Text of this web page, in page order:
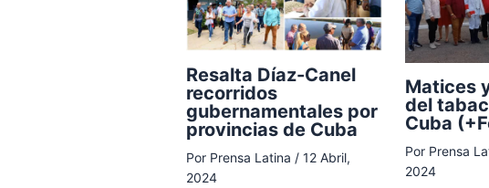
Resalta Díaz-Canel
recorridos
gubernamentales por
provincias de Cuba
Por Prensa Latina / 12 Abril,
2024
Matices
del
Cuba
Por Prensa
2024